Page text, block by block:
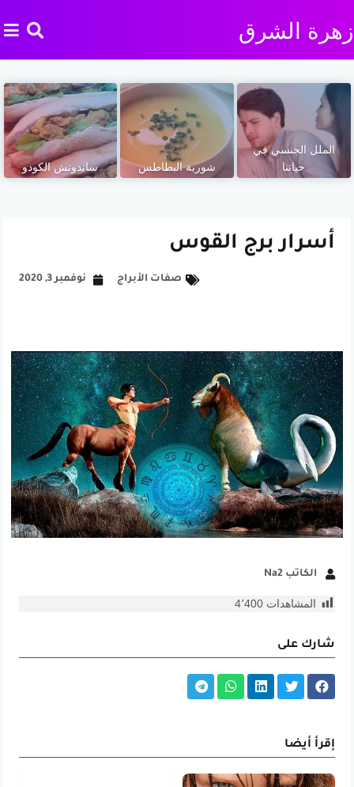
زهرة الشرق
الملل الجنسي في
حياتنا
شوربة البطاطس ساندوتش الكودو
أسرار برج القوس
صفات الأبراج نوفمبر 3, 2020
الكاتب Na2
المشاهدات 4٬400
شارك على
إقرأ أيضا